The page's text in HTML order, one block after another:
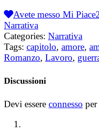
Avete messo Mi Piace
Narrativa
Categories: Narrativa
Tags: capitolo, amore,
Romanzo, Lavoro,
Discussioni
Devi essere connesso